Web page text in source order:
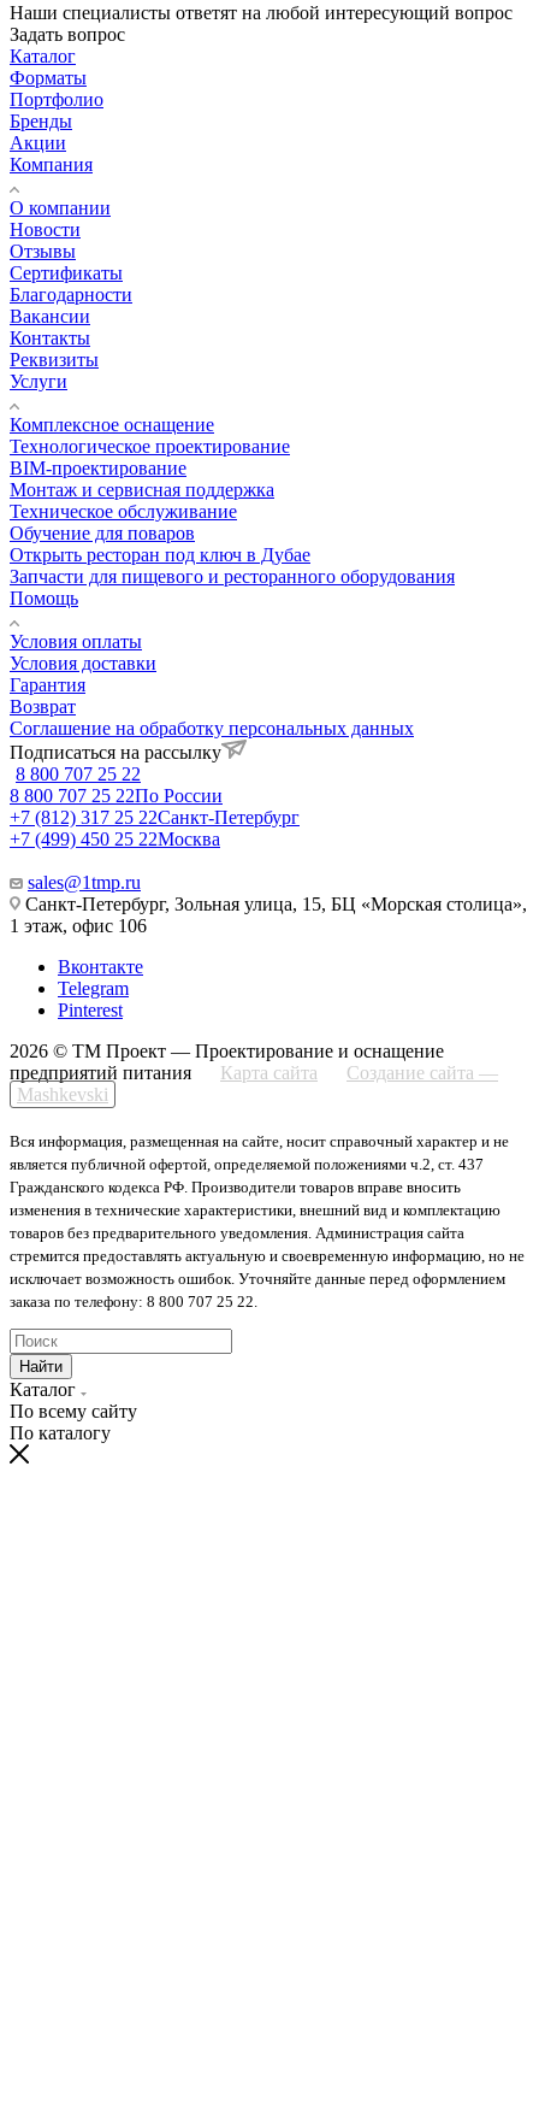
Наши специалисты ответят на любой интересующий вопрос
Задать вопрос
Каталог
Форматы
Портфолио
Бренды
Акции
Компания
О компании
Новости
Отзывы
Сертификаты
Благодарности
Вакансии
Контакты
Реквизиты
Услуги
Комплексное оснащение
Технологическое проектирование
BIM-проектирование
Монтаж и сервисная поддержка
Техническое обслуживание
Обучение для поваров
Открыть ресторан под ключ в Дубае
Запчасти для пищевого и ресторанного оборудования
Помощь
Условия оплаты
Условия доставки
Гарантия
Возврат
Соглашение на обработку персональных данных
Подписаться на рассылку
8 800 707 25 22
8 800 707 25 22По России
+7 (812) 317 25 22Санкт-Петербург
+7 (499) 450 25 22Москва
sales@1tmp.ru
Санкт-Петербург, Зольная улица, 15, БЦ «Морская столица»,
1 этаж, офис 106
Вконтакте
Telegram
Pinterest
2026 © ТМ Проект — Проектирование и оснащение
предприятий питания
Карта сайта
Создание сайта —
Mashkevski
Вся информация, размещенная на сайте, носит справочный характер и не
является публичной офертой, определяемой положениями ч.2, ст. 437
Гражданского кодекса РФ. Производители товаров вправе вносить
изменения в технические характеристики, внешний вид и комплектацию
товаров без предварительного уведомления. Администрация сайта
стремится предоставлять актуальную и своевременную информацию, но не
исключает возможность ошибок. Уточняйте данные перед оформлением
заказа по телефону: 8 800 707 25 22.
Найти
Каталог
По всему сайту
По каталогу